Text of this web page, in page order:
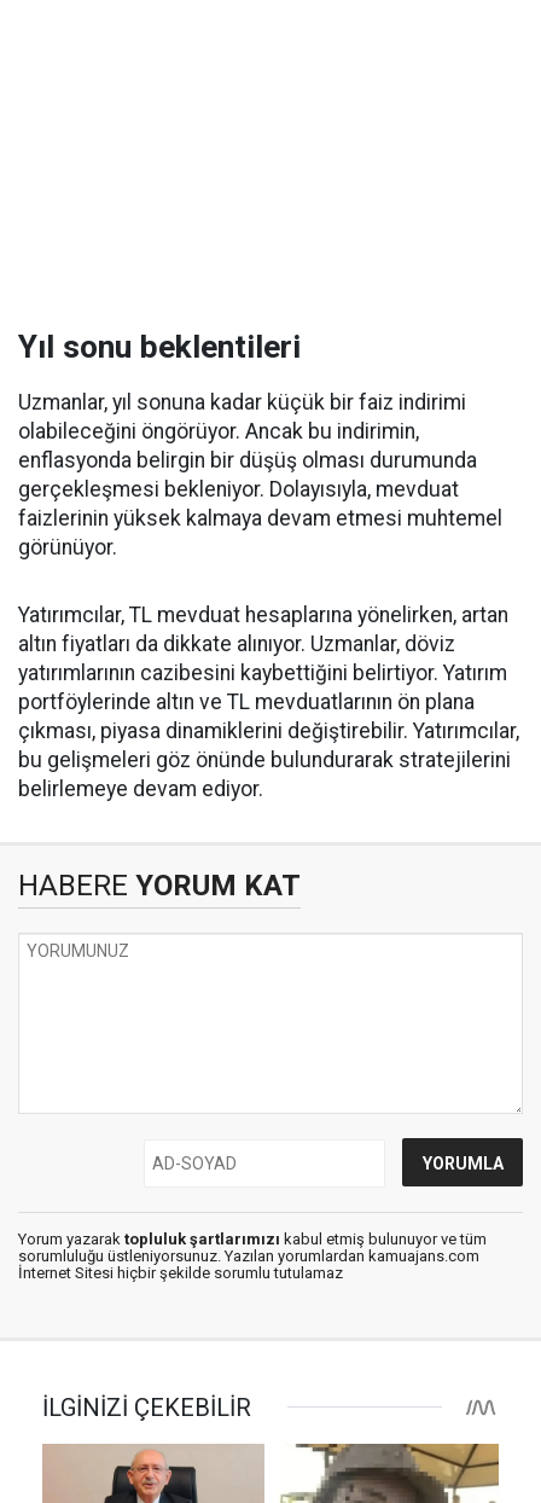
Yıl sonu beklentileri
Uzmanlar, yıl sonuna kadar küçük bir faiz indirimi
olabileceğini öngörüyor. Ancak bu indirimin,
enflasyonda belirgin bir düşüş olması durumunda
gerçekleşmesi bekleniyor. Dolayısıyla, mevduat
faizlerinin yüksek kalmaya devam etmesi muhtemel
görünüyor.
Yatırımcılar, TL mevduat hesaplarına yönelirken, artan
altın fiyatları da dikkate alınıyor. Uzmanlar, döviz
yatırımlarının cazibesini kaybettiğini belirtiyor. Yatırım
portföylerinde altın ve TL mevduatlarının ön plana
çıkması, piyasa dinamiklerini değiştirebilir. Yatırımcılar,
bu gelişmeleri göz önünde bulundurarak stratejilerini
belirlemeye devam ediyor.
HABERE YORUM KAT
Yorum yazarak topluluk şartlarımızı kabul etmiş bulunuyor ve tüm
sorumluluğu üstleniyorsunuz. Yazılan yorumlardan kamuajans.com
İnternet Sitesi hiçbir şekilde sorumlu tutulamaz